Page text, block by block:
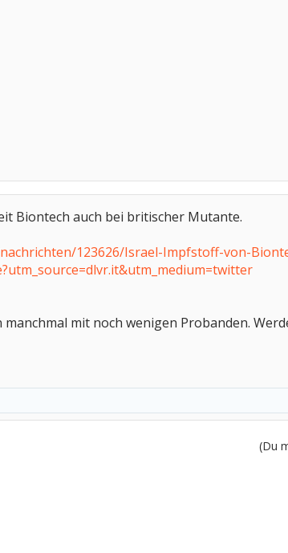
Biontech auch bei britischer Mutante.
123626/Israel-Impfstoff-von-
mit noch wenigen Probanden.
(Du